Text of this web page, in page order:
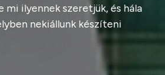
mi ilyennek szeretjük, és hála
nekiállunk készíteni